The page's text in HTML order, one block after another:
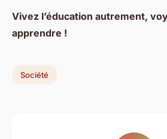
Vivez l’éducation autrement,
apprendre !
Société